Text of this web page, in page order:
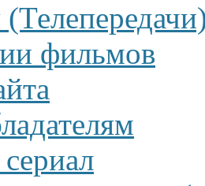
фильмов
сериал